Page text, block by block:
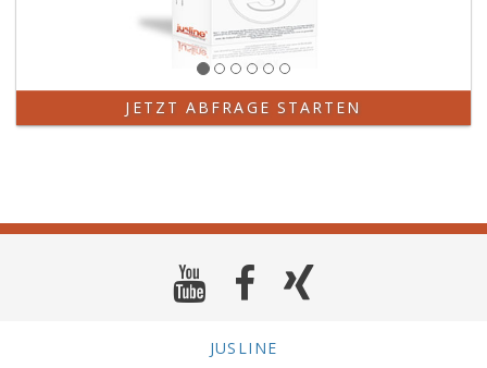
JETZT ABFRAGE STARTEN
JUSLINE